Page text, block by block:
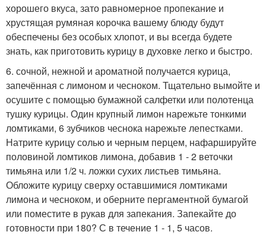
хорошего вкуса, зато равномерное пропекание и
хрустящая румяная корочка вашему блюду будут
обеспечены без особых хлопот, и вы всегда будете
знать, как приготовить курицу в духовке легко и быстро.
6. сочной, нежной и ароматной получается курица,
запечённая с лимоном и чесноком. Тщательно вымойте и
осушите с помощью бумажной салфетки или полотенца
тушку курицы. Один крупный лимон нарежьте тонкими
ломтиками, 6 зубчиков чеснока нарежьте лепестками.
Натрите курицу солью и черным перцем, нафаршируйте
половиной ломтиков лимона, добавив 1 - 2 веточки
тимьяна или 1/2 ч. ложки сухих листьев тимьяна.
Обложите курицу сверху оставшимися ломтиками
лимона и чесноком, и оберните пергаментной бумагой
или поместите в рукав для запекания. Запекайте до
готовности при 180? С в течение 1 - 1, 5 часов.